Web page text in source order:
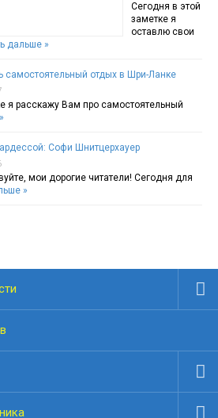
Сегодня в этой
заметке я
оставлю свои
дальше »
самостоятельный отдых в Шри-Ланке
я расскажу Вам про самостоятельный
Софи Шнитцерхауер
мои дорогие читатели! Сегодня для
»